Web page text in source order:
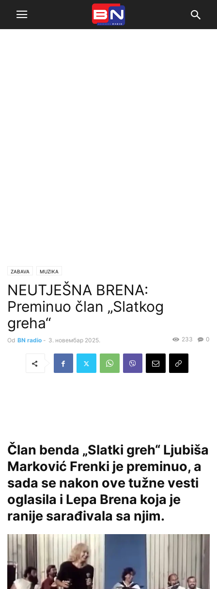
ZABAVA MUZIKA
NEUTJEŠNA BRENA:
Preminuo član „Slatkog
greha“
Od BN radio - 3. новембар 2025. 0
233
Član benda „Slatki greh“ Ljubiša
Marković Frenki je preminuo, a
sada se nakon ove tužne vesti
oglasila i Lepa Brena koja je
ranije sarađivala sa njim.